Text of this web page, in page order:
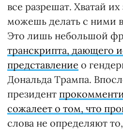
все разрешат. Хватай
можешь делать с ними
Это лишь небольшой
транскрипта, дающего
представление о
Дональда Трампа.
президент
сожалеет о том, что
слова не определяют